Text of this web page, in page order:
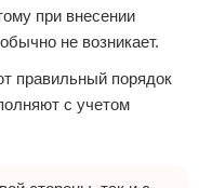
при внесении
не возникает.
правильный порядок
с учетом